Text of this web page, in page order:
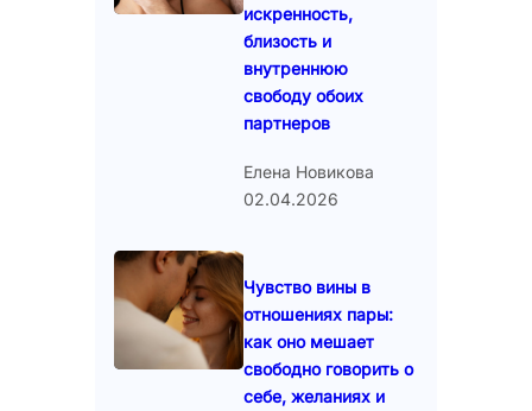
искренность,
близость и
внутреннюю
свободу обоих
партнеров
Елена Новикова
02.04.2026
Чувство вины в
отношениях пары:
как оно мешает
свободно говорить о
себе, желаниях и